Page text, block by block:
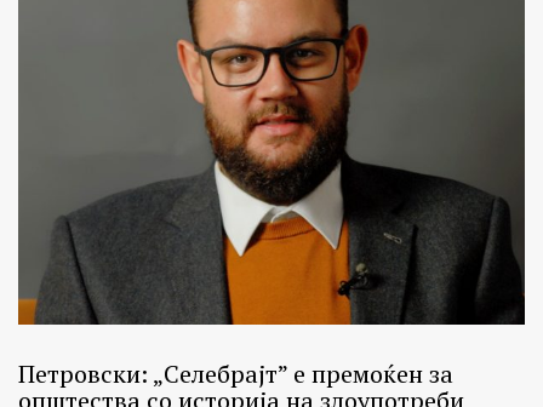
Петровски: „Селебрајт” е премоќен за
општества со историја на злоупотреби